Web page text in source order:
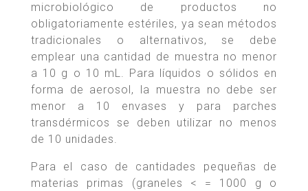
microbiológico de productos no
obligatoriamente estériles, ya sean métodos
tradicionales o alternativos, se debe
emplear una cantidad de muestra no menor
a 10 g o 10 mL. Para líquidos o sólidos en
forma de aerosol, la muestra no debe ser
menor a 10 envases y para parches
transdérmicos se deben utilizar no menos
de 10 unidades.
Para el caso de cantidades pequeñas de
materias primas (graneles < = 1000 g o